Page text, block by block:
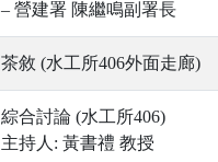
– 營建署 陳繼鳴副署長
茶敘 (水工所406外面走廊)
綜合討論 (水工所406)
主持人: 黃書禮 教授